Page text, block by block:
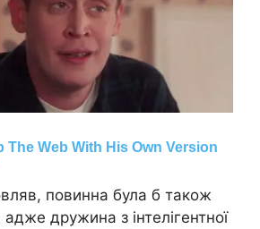
повинна була б також
адже дружина з інтелігентної